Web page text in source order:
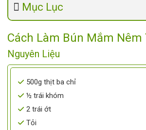
Mục Lục
Cách Làm Bún Mắm Nêm
Nguyên Liệu
500g thịt ba chỉ
½ trái khóm
2 trái ớt
Tỏi